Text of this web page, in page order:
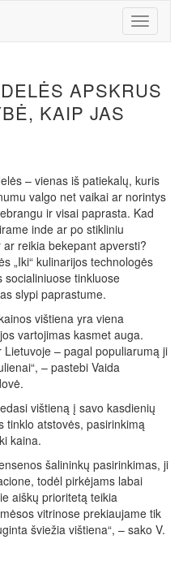
Toggle
APSKRUS
KAIP JAS
– vienas iš patiekalų, kuris
valgo net vaikai ar norintys
ir visai paprasta. Kad
inde ar po stikliniu
reikia bekepant apversti?
„Iki“ kulinarijos technologės
socialiniuose tinkluose
slypi paprastume.
vištiena yra viena
vartojimas kasmet auga.
– pagal populiarumą ji
– pastebi Vaida
vištieną į savo kasdienių
tinklo atstovės, pasirinkimą
kaina.
šalininkų pasirinkimas, ji
todėl pirkėjams labai
aiškų prioritetą teikia
vitrinose prekiaujame tik
šviežia vištiena“, – sako V.